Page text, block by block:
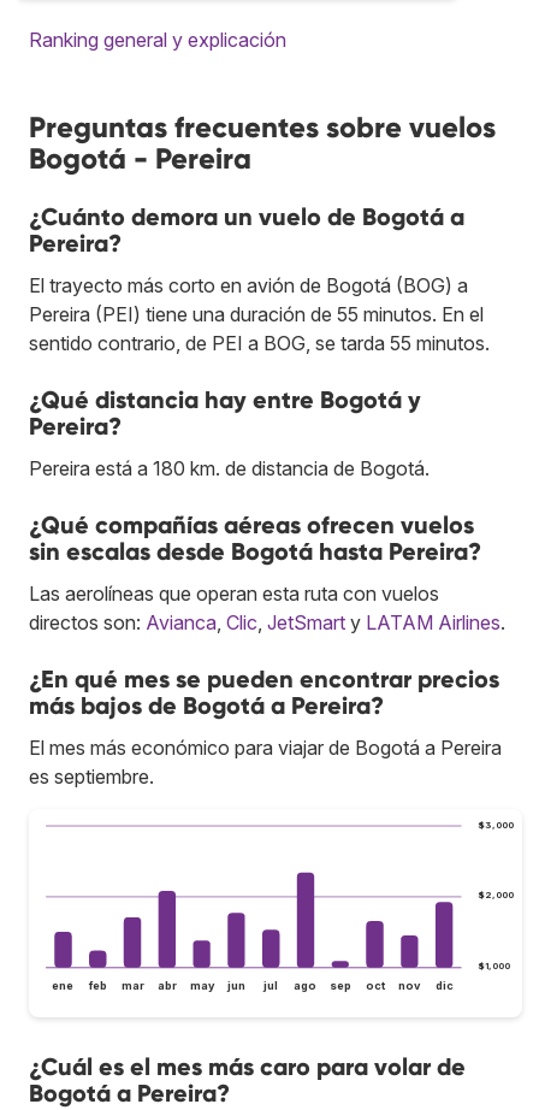
Ranking general y explicación
Preguntas frecuentes sobre vuelos
Bogotá - Pereira
¿Cuánto demora un vuelo de Bogotá a
Pereira?
El trayecto más corto en avión de Bogotá (BOG) a
Pereira (PEI) tiene una duración de 55 minutos. En el
sentido contrario, de PEI a BOG, se tarda 55 minutos.
¿Qué distancia hay entre Bogotá y
Pereira?
Pereira está a 180 km. de distancia de Bogotá.
¿Qué compañías aéreas ofrecen vuelos
sin escalas desde Bogotá hasta Pereira?
Las aerolíneas que operan esta ruta con vuelos
directos son: Avianca Clic JetSmart y LATAM Airlines.
¿En qué mes se pueden encontrar precios
más bajos de Bogotá a Pereira?
El mes más económico para viajar de Bogotá a Pereira
es septiembre.
$1,000
$2,000
$3,000
ene feb mar abr may jun jul ago sep oct nov dic
¿Cuál es el mes más caro para volar de
Bogotá a Pereira?